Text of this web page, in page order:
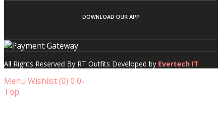
DOWNLOAD OUR APP
All Rights Reserved By RT Outfits Developed by Evertech IT
Menu Wishlist (0) 0 0৳
Top